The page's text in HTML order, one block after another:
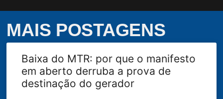
MAIS POSTAGENS
Baixa do MTR: por que o manifesto
em aberto derruba a prova de
destinação do gerador